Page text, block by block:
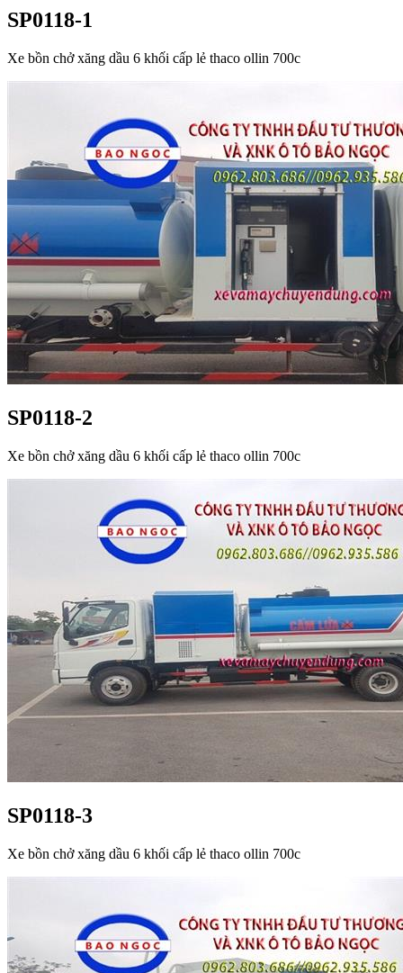
SP0118-1
Xe bồn chở xăng dầu 6 khối cấp lẻ thaco ollin 700c
SP0118-2
Xe bồn chở xăng dầu 6 khối cấp lẻ thaco ollin 700c
SP0118-3
Xe bồn chở xăng dầu 6 khối cấp lẻ thaco ollin 700c